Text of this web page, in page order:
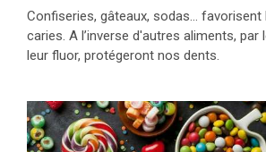
Confiseries, gâteaux, sodas… favorisent
caries. A l’inverse d'autres aliments, par
leur fluor, protégeront nos dents.